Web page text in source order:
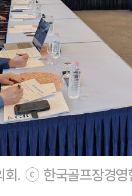
회. ⓒ 한국골프장경영